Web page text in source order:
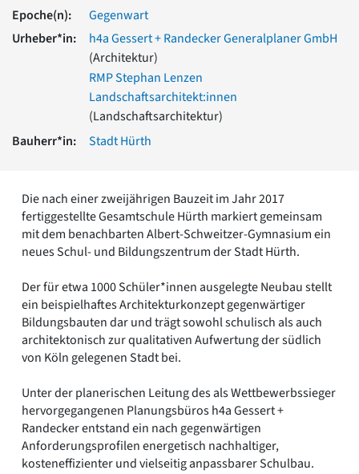
Romanik
Vorromanik
Römische Antike
Über baukunst-nrw
Fachbeirat
Freunde & Förderer
Kontakt
Suchbegriff eingeben
Epoche(n):
Gegenwart
Urheber*in:
h4a Gessert + Randecker Generalplaner GmbH
(Architektur)
RMP Stephan Lenzen
Landschaftsarchitekt:innen
(Landschaftsarchitektur)
Bauherr*in:
Stadt Hürth
Die nach einer zweijährigen Bauzeit im Jahr 2017
fertiggestellte Gesamtschule Hürth markiert gemeinsam
mit dem benachbarten Albert-Schweitzer-Gymnasium ein
neues Schul- und Bildungszentrum der Stadt Hürth.
Der für etwa 1000 Schüler*innen ausgelegte Neubau stellt
ein beispielhaftes Architekturkonzept gegenwärtiger
Bildungsbauten dar und trägt sowohl schulisch als auch
architektonisch zur qualitativen Aufwertung der südlich
von Köln gelegenen Stadt bei.
Unter der planerischen Leitung des als Wettbewerbssieger
hervorgegangenen Planungsbüros h4a Gessert +
Randecker entstand ein nach gegenwärtigen
Anforderungsprofilen energetisch nachhaltiger,
kosteneffizienter und vielseitig anpassbarer Schulbau.